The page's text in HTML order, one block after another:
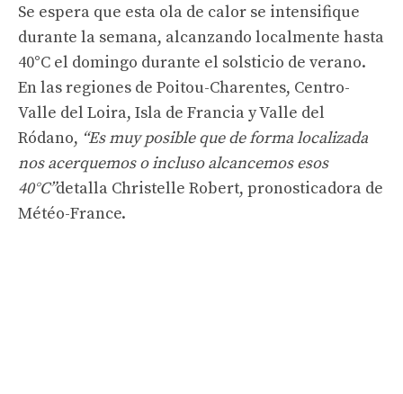
Se espera que esta ola de calor se intensifique
durante la semana, alcanzando localmente hasta
40°C el domingo durante el solsticio de verano.
En las regiones de Poitou-Charentes, Centro-
Valle del Loira, Isla de Francia y Valle del
Ródano, “Es muy posible que de forma localizada
nos acerquemos o incluso alcancemos esos
40°C”detalla Christelle Robert, pronosticadora de
Météo-France.